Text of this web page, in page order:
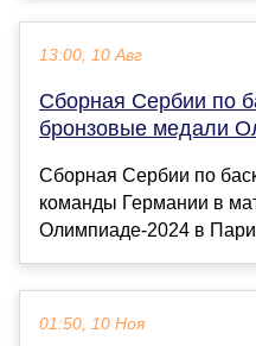
13:00, 10 Авг
Сборная Сербии по
бронзовые медали
Сборная Сербии по
команды Германии в
Олимпиаде‑2024 в
01:50, 10 Ноя